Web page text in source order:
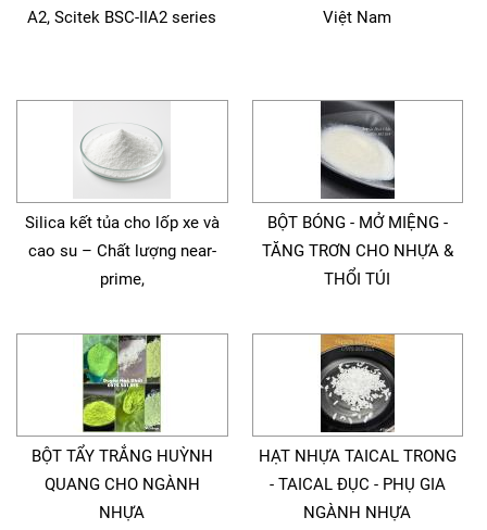
A2, Scitek BSC-IIA2 series
Việt Nam
Silica kết tủa cho lốp xe và
cao su – Chất lượng near-
prime,
BỘT BÓNG - MỞ MIỆNG -
TĂNG TRƠN CHO NHỰA &
THỔI TÚI
BỘT TẨY TRẮNG HUỲNH
QUANG CHO NGÀNH
NHỰA
HẠT NHỰA TAICAL TRONG
- TAICAL ĐỤC - PHỤ GIA
NGÀNH NHỰA